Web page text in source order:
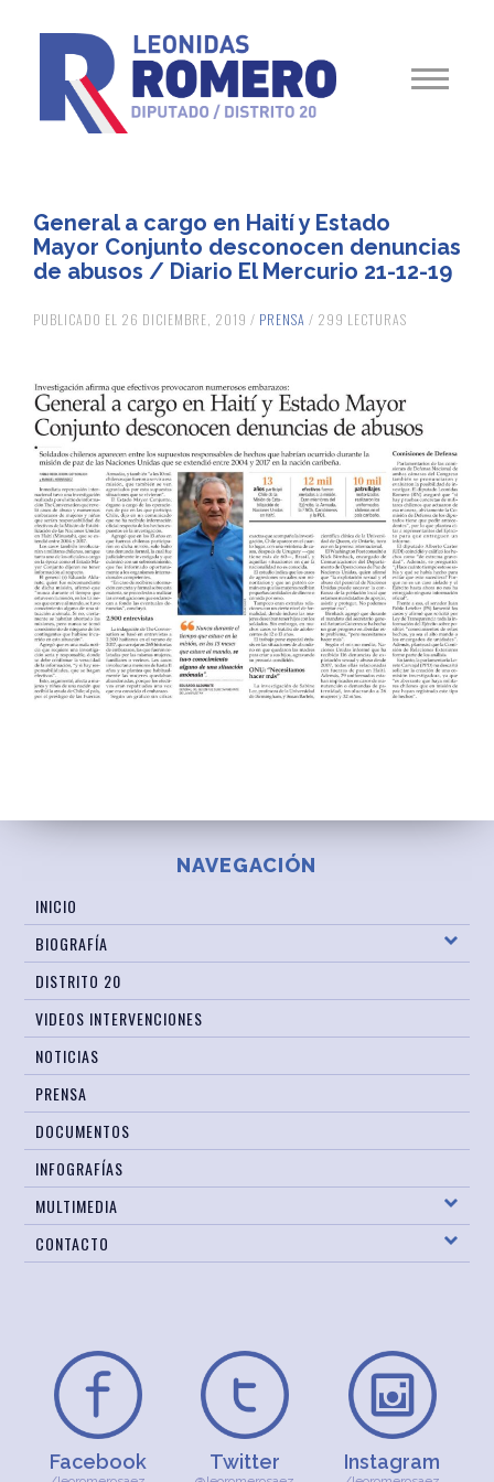
General a cargo en Haití y Estado
Mayor Conjunto desconocen denuncias
de abusos / Diario El Mercurio 21-12-19
PUBLICADO EL 26 DICIEMBRE, 2019 / PRENSA / 299 LECTURAS
NAVEGACIÓN
INICIO
BIOGRAFÍA
DISTRITO 20
VIDEOS INTERVENCIONES
NOTICIAS
PRENSA
DOCUMENTOS
INFOGRAFÍAS
MULTIMEDIA
CONTACTO
Facebook Twitter Instagram